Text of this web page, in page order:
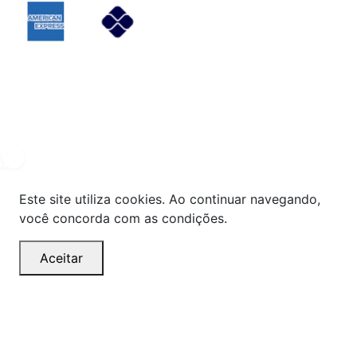
Este site utiliza cookies. Ao continuar navegando,
você concorda com as condições.
Aceitar